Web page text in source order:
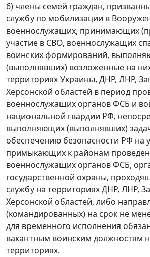
6) члены семей граждан,
службу по мобилизации в
военнослужащих, принимающих
участие в СВО, военнослужащих
воинских формирований,
(выполнявших) возложенные на
территориях Украины, ДНР, ЛНР,
Херсонской областей в период
военнослужащих органов ФСБ и
национальной гвардии РФ,
выполняющих (выполнявших)
обеспечению безопасности РФ на
примыкающих к районам
военнослужащих органов ФСБ,
государственной охраны,
службу на территориях ДНР, ЛНР,
Херсонской областей, либо
(командированных) на срок не
для временного исполнения
вакантным воинским должностям
территориях.